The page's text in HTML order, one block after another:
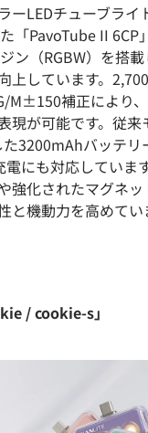
ーLEDチューブライ
「PavoTube II
ン（RGBW）を搭
上しています。
M±150補正により
現が可能です。従来
3200mAhバッテリ
電にも対応していま
強化されたマグネ
と機動力を高めてい
/ cookie-s」